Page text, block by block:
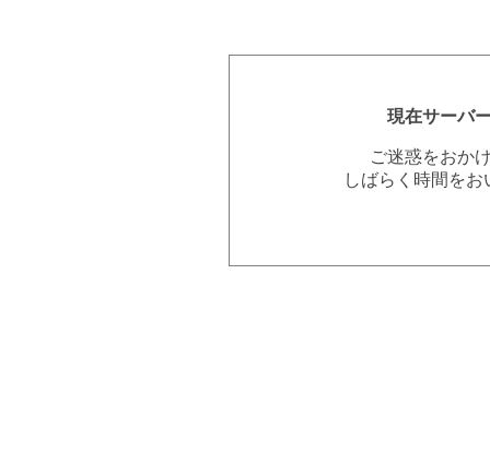
現在サーバ
ご迷惑をおか
しばらく時間を